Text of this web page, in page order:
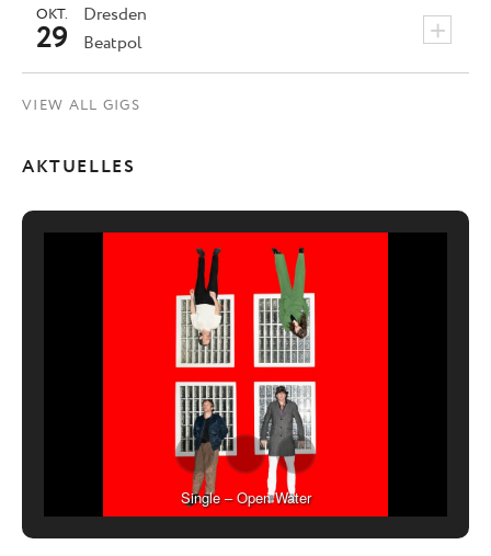
Dresden +
OKT.
29 Beatpol
VIEW ALL GIGS
AKTUELLES
Single – Open Water